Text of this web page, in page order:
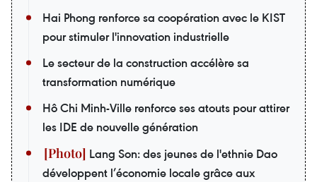
Hai Phong renforce sa coopération avec le KIST
pour stimuler l'innovation industrielle
Le secteur de la construction accélère sa
transformation numérique
Hô Chi Minh-Ville renforce ses atouts pour attirer
les IDE de nouvelle génération
Lang Son: des jeunes de l'ethnie Dao
développent l’économie locale grâce aux